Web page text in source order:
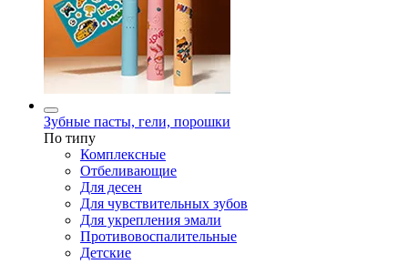
Зубные пасты, гели, порошки
По типу
Комплексные
Отбеливающие
Для десен
Для чувствительных зубов
Для укрепления эмали
Противовоспалительные
Детские